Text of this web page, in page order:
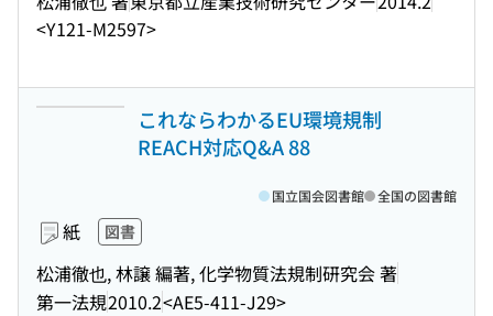
<Y121-M2597>
これならわかるEU環境規制
REACH対応Q&A 88
紙 図書
松浦徹也, 林譲 編著, 化学物質法規制研究会 著
第一法規2010.2<AE5-411-J29>
国立国会図書館 全国の図書館